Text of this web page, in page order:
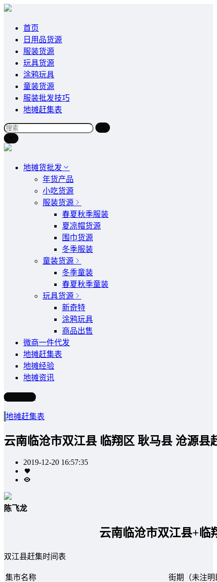
首页
日用品货源
服装货源
玩具货源
涂鸦玩具
童装货源
服装批发技巧
地摊赶集表
地摊货批发
年货产品
小吃货源
服装货源
春夏秋季服装
夏凉帽货源
围巾货源
冬季服装
童装货源
冬季童装
春夏秋季童装
玩具货源
新奇特
涂鸦玩具
商品出售
微商一件代发
地摊赶集表
地摊经验
地摊资讯
写文章
地摊赶集表
云南临沧市双江县 临翔区 耿马县 沧源县
2019-12-20 16:57:35
陈飞龙
云南临沧市双江县+临
双江县赶集时间表
集市名称
街期（未注